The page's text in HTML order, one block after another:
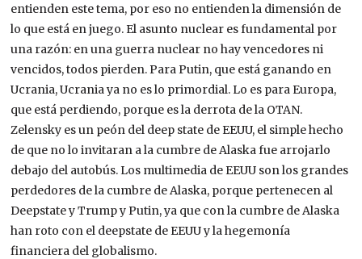
entienden este tema, por eso no entienden la dimensión de
lo que está en juego. El asunto nuclear es fundamental por
una razón: en una guerra nuclear no hay vencedores ni
vencidos, todos pierden. Para Putin, que está ganando en
Ucrania, Ucrania ya no es lo primordial. Lo es para Europa,
que está perdiendo, porque es la derrota de la OTAN.
Zelensky es un peón del deep state de EEUU, el simple hecho
de que no lo invitaran a la cumbre de Alaska fue arrojarlo
debajo del autobús. Los multimedia de EEUU son los grandes
perdedores de la cumbre de Alaska, porque pertenecen al
Deepstate y Trump y Putin, ya que con la cumbre de Alaska
han roto con el deepstate de EEUU y la hegemonía
financiera del globalismo.